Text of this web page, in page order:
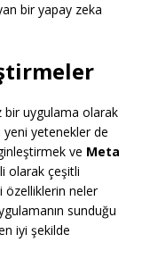
bir yapay zeka
bir uygulama olarak
yetenekler de
ve Meta
olarak çeşitli
özelliklerin neler
sunduğu
iyi şekilde